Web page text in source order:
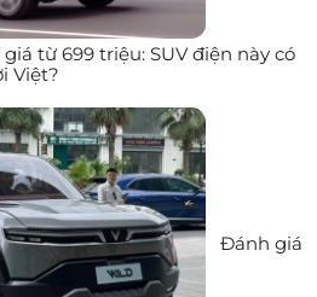
từ 699 triệu: SUV điện này có
Việt?
Đánh giá